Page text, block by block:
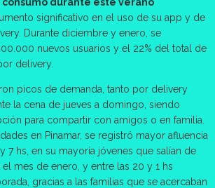
significativo en el uso de su app y de
Durante diciembre y enero, se
nuevos usuarios y el 22% del total de
delivery.
picos de demanda, tanto por delivery
la cena de jueves a domingo, siendo
para compartir con amigos o en familia.
en Pinamar, se registró mayor afluencia
7 hs, en su mayoría jóvenes que salían de
mes de enero, y entre las 20 y 1 hs
gracias a las familias que se acercaban